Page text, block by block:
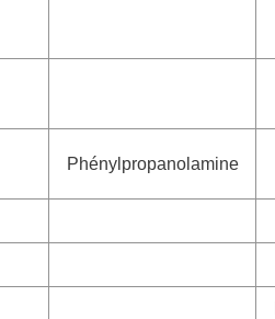
Phénylpropanolamine